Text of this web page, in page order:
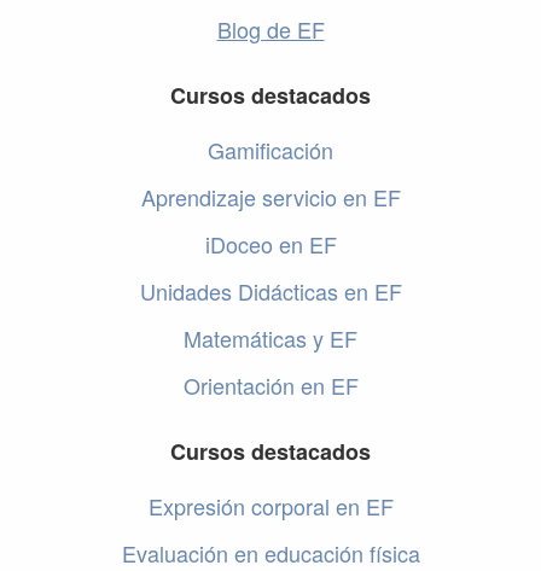
Blog de EF
Cursos destacados
Gamificación
Aprendizaje servicio en EF
iDoceo en EF
Unidades Didácticas en EF
Matemáticas y EF
Orientación en EF
Cursos destacados
Expresión corporal en EF
Evaluación en educación física